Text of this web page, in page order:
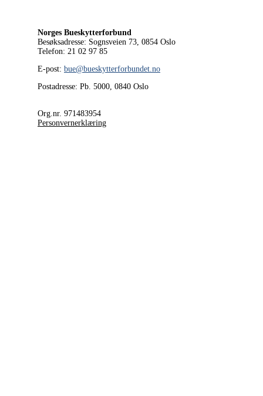
Norges Bueskytterforbund
Besøksadresse: Sognsveien 73, 0854 Oslo
Telefon: 21 02 97 85
E-post: bue@bueskytterforbundet.no
Postadresse: Pb. 5000, 0840 Oslo
Org.nr. 971483954
Personvernerklæring